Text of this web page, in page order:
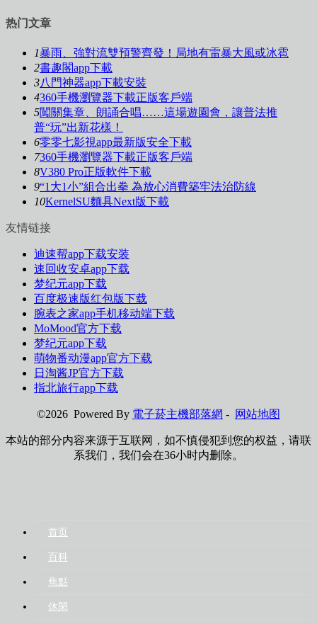
热门文章
1暴雨、強對流雙預警齊發！局地有雷暴大風或冰雹
2書趣閣app下載
3八門神器app下載安裝
4360手機瀏覽器下載正版客戶端
5闖關集章、朗誦合唱……這場遊園會，讓普法推
普“玩”出新花樣！
6零零七影視app最新版安全下載
7360手機瀏覽器下載正版客戶端
8V380 Pro正版軟件下載
9“1大1小”組合出拳 為放心消費築牢法治防線
10KernelSU麵具Next版下載
友情链接
迪速帮app下载安装
速回收安卓app下载
梦纪元app下载
百度极速版红包版下载
腕表之家app手机移动端下载
MoMood官方下载
梦纪元app下载
萌物番动漫app官方下载
日淘酱JP官方下载
指北旅行app下载
©2026 Powered By 電子菸主機部落網 - 网站地图
本站的部分内容来源于互联网，如不慎侵犯到您的权益，请联
系我们，我们会在36小时内删除。
首页
百科
焦點
休閑